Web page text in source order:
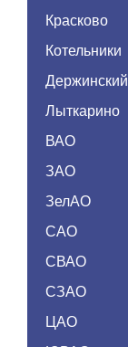
Красково
Котельники
Держинский
Лыткарино
ВАО
ЗАО
ЗелАО
САО
СВАО
СЗАО
ЦАО